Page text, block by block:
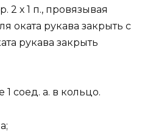
2 х 1 п., провязывая
оката рукава закрыть с
рукава закрыть
соед. а. в кольцо.